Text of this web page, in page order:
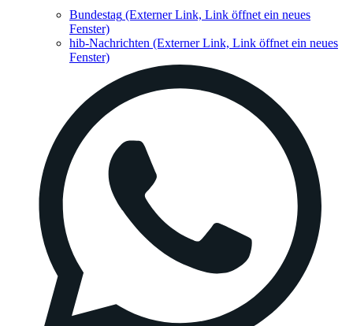
Bundestag (Externer Link, Link öffnet ein neues
Fenster)
hib-Nachrichten (Externer Link, Link öffnet ein neues
Fenster)